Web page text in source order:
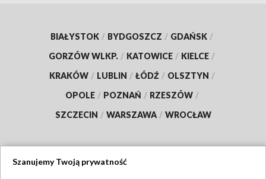
BIAŁYSTOK / BYDGOSZCZ / GDAŃSK /
GORZÓW WLKP. / KATOWICE / KIELCE /
KRAKÓW / LUBLIN / ŁÓDŹ / OLSZTYN /
OPOLE / POZNAŃ / RZESZÓW /
SZCZECIN / WARSZAWA / WROCŁAW
Szanujemy Twoją prywatność